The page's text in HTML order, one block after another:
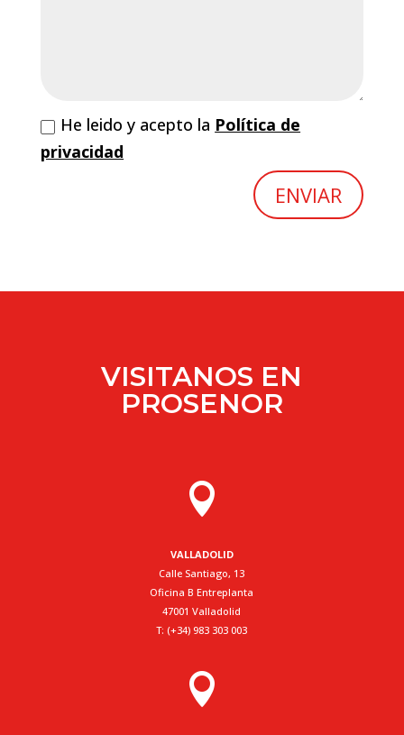
He leido y acepto la Política de
privacidad
ENVIAR
VISITANOS EN
PROSENOR

VALLADOLID
Calle Santiago, 13
Oficina B Entreplanta
47001 Valladolid
T: (+34) 983 303 003
